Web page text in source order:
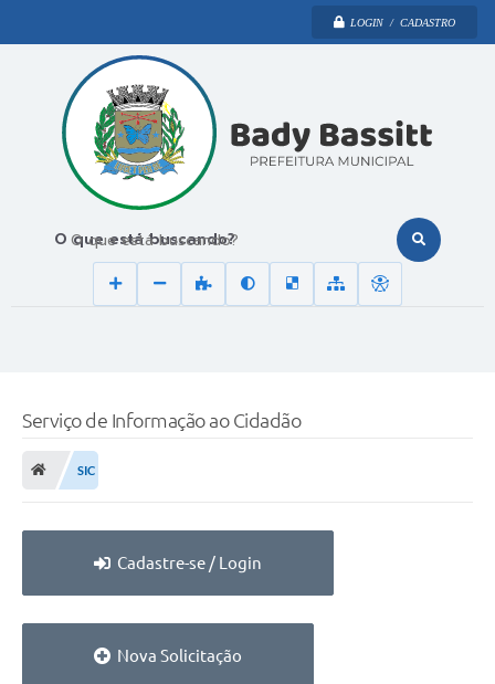
LOGIN / CADASTRO
O que está buscando?
Serviço de Informação ao Cidadão
SIC
Cadastre-se / Login
Nova Solicitação